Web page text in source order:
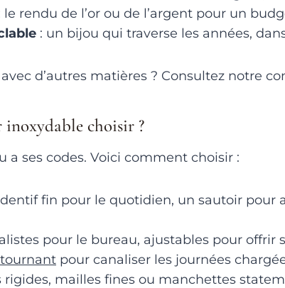
le rendu de l’or ou de l’argent pour un
: un bijou qui traverse les années,
d’autres matières ? Consultez notre
choisir ?
a ses codes. Voici comment choisir :
fin pour le quotidien, un sautoir pour
pour le bureau, ajustables pour offrir
pour canaliser les journées
rigides, mailles fines ou manchettes